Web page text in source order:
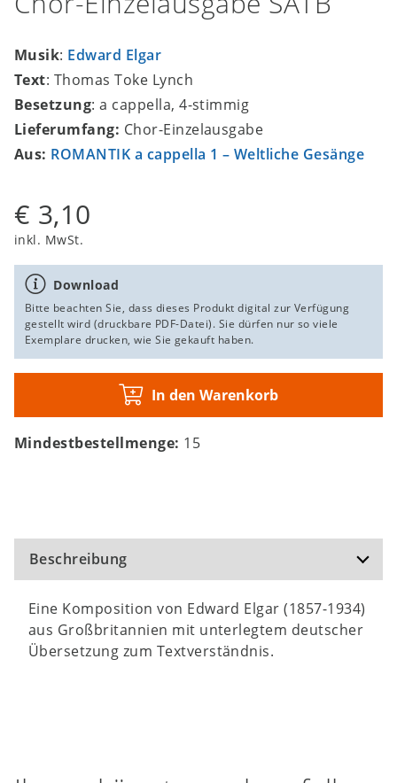
Musik: Edward Elgar
Text: Thomas Toke Lynch
Besetzung: a cappella, 4-stimmig
Lieferumfang: Chor-Einzelausgabe
Aus: ROMANTIK a cappella 1 – Weltliche Gesänge
€ 3,10
inkl. MwSt.
Download
Bitte beachten Sie, dass dieses Produkt digital zur Verfügung
gestellt wird (druckbare PDF-Datei). Sie dürfen nur so viele
Exemplare drucken, wie Sie gekauft haben.
In den Warenkorb
Mindestbestellmenge: 15
Beschreibung
Eine Komposition von Edward Elgar (1857-1934)
aus Großbritannien mit unterlegtem deutscher
Übersetzung zum Textverständnis.